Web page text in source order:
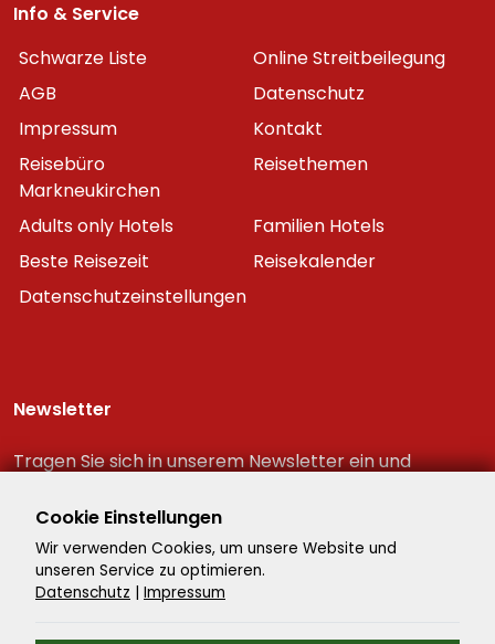
Info & Service
Schwarze Liste
Online Streitbeilegung
AGB
Datenschutz
Impressum
Kontakt
Reisebüro
Markneukirchen
Reisethemen
Adults only Hotels
Familien Hotels
Beste Reisezeit
Reisekalender
Datenschutzeinstellungen
Newsletter
Tragen Sie sich in unserem Newsletter ein und
Reiseschnäppchen!
Cookie Einstellungen
Wir verwenden Cookies, um unsere Website und
unseren Service zu optimieren.
Datenschutz | Impressum